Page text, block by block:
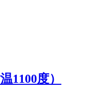
1100度）